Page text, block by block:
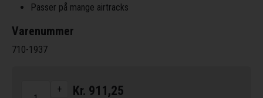
Passer på mange airtracks
Varenummer
710-1937
+
Kr. 911,25